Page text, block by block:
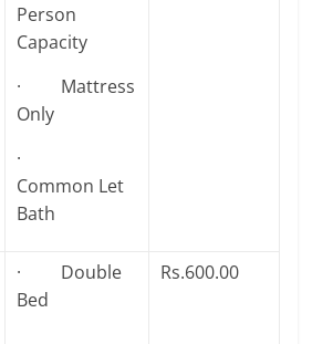
Person
Capacity
· Mattress
Only
·
Common Let
Bath
· Double
Bed
Rs.600.00